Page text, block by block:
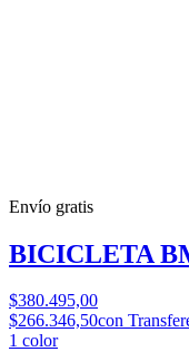
Envío gratis
BICICLETA
$380.495,00
$266.346,50con
1 color